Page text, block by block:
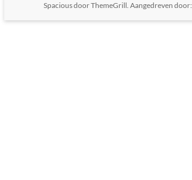
Spaciousdoor ThemeGrill. Aangedreven door: